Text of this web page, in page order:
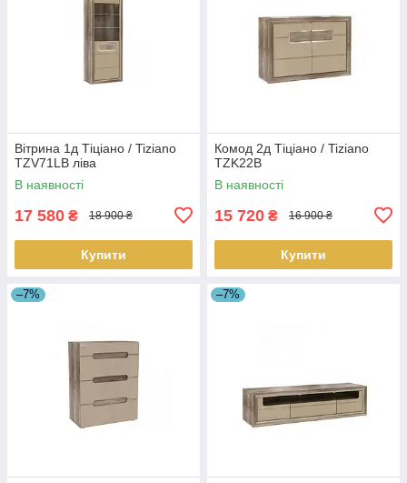
Вітрина 1д Тіціано / Tiziano
TZV71LB ліва
В наявності
17 580 ₴ 18 900 ₴
Купити
Комод 2д Тіціано / Tiziano
TZK22B
В наявності
15 720 ₴ 16 900 ₴
Купити
–7% –7%